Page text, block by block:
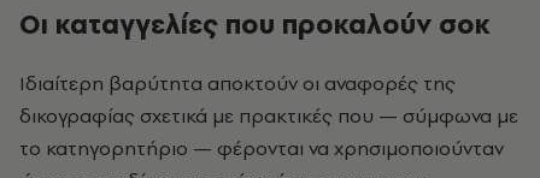
Οι καταγγελίες που προκαλούν σοκ
Ιδιαίτερη βαρύτητα αποκτούν οι αναφορές της
δικογραφίας σχετικά με πρακτικές που — σύμφωνα με
το κατηγορητήριο — φέρονται να χρησιμοποιούνταν